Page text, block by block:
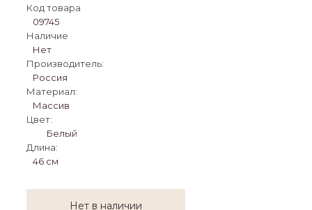
Код товара
09745
Наличие
Нет
Производитель:
Россия
Материал:
Массив
Цвет:
Белый
Длина:
46 см
Нет в наличии